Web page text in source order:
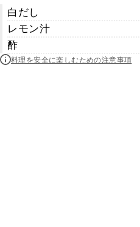
白だし
レモン汁
酢
料理を安全に楽しむための注意事項